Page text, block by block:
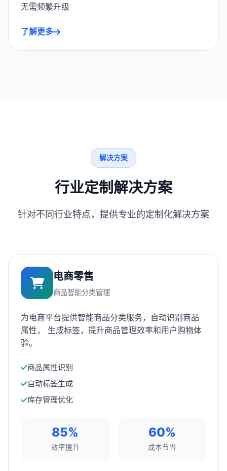
无需频繁升级
了解更多
解决方案
行业定制解决方案
针对不同行业特点，提供专业的定制化解决方案
电商零售
商品智能分类管理
为电商平台提供智能商品分类服务，自动识别商品
属性， 生成标签，提升商品管理效率和用户购物体
验。
商品属性识别
自动标签生成
库存管理优化
85%
效率提升
60%
成本节省